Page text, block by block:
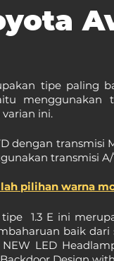
tipe paling
menggunakan
ini.
dengan
transmisi
pilihan warna
1.3 E ini
baik
LED